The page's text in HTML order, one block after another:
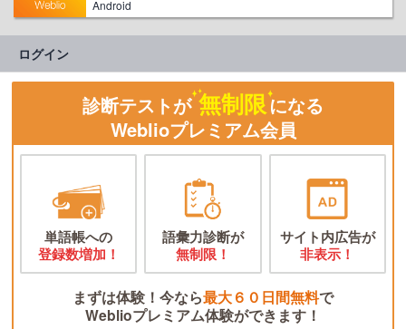
Android
ログイン
診断テストが 無制限になる
Weblioプレミアム会員
単語帳への
登録数増加！
語彙力診断が
無制限！
サイト内広告が
非表示！
まずは体験！今なら最大６０日間無料で
Weblioプレミアム体験ができます！